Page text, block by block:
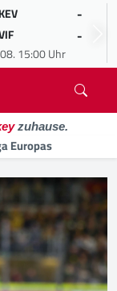
-
-
15:00 Uhr
zuhause.
Europas